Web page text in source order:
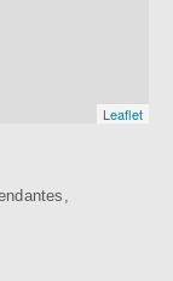
Leaflet